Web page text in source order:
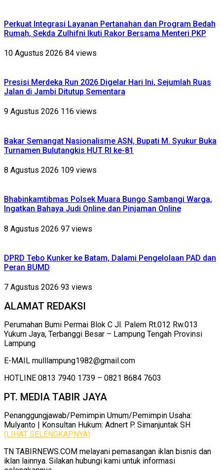
Perkuat Integrasi Layanan Pertanahan dan Program Bedah
Rumah, Sekda Zulhifni Ikuti Rakor Bersama Menteri PKP
10 Agustus 2026 84 views
Presisi Merdeka Run 2026 Digelar Hari Ini, Sejumlah Ruas
Jalan di Jambi Ditutup Sementara
9 Agustus 2026 116 views
Bakar Semangat Nasionalisme ASN, Bupati M. Syukur Buka
Turnamen Bulutangkis HUT RI ke-81
8 Agustus 2026 109 views
Bhabinkamtibmas Polsek Muara Bungo Sambangi Warga,
Ingatkan Bahaya Judi Online dan Pinjaman Online
8 Agustus 2026 97 views
DPRD Tebo Kunker ke Batam, Dalami Pengelolaan PAD dan
Peran BUMD
7 Agustus 2026 93 views
ALAMAT REDAKSI
Perumahan Bumi Permai Blok C Jl. Palem Rt.012 Rw.013
Yukum Jaya, Terbanggi Besar – Lampung Tengah Provinsi
Lampung
E-MAIL mulllampung1982@gmail.com
HOTLINE 0813 7940 1739 – 0821 8684 7603
PT. MEDIA TABIR JAYA
Penanggungjawab/Pemimpin Umum/Pemimpin Usaha:
Mulyanto | Konsultan Hukum: Adnert P. Simanjuntak SH
(LIHAT SELENGKAPNYA)
TN TABIRNEWS.COM melayani pemasangan iklan bisnis dan
iklan lainnya. Silakan hubungi kami untuk informasi